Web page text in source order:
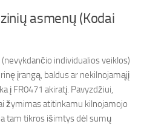
asmenų (Kodai
individualios veiklos)
įrangą, baldus ar nekilnojamąjį
į FR0471 akiratį. Pavyzdžiui,
žymimas atitinkamu kilnojamojo
tam tikros išimtys dėl sumų